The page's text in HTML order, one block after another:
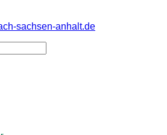
sachsen-anhalt.de